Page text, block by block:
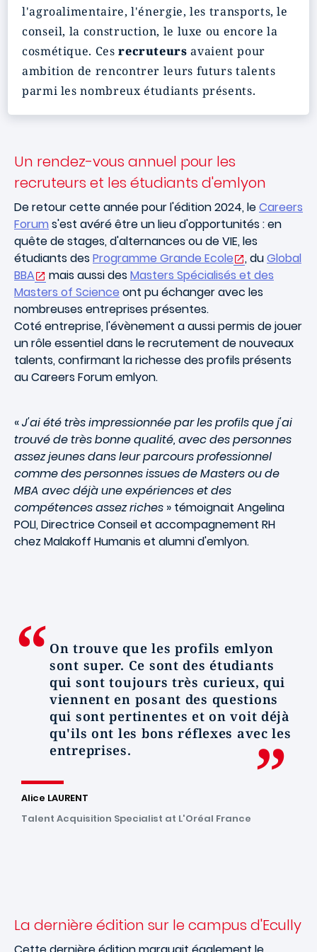
l'agroalimentaire, l'énergie, les transports, le
conseil, la construction, le luxe ou encore la
cosmétique. Cesrecruteurs avaient pour
ambition de rencontrer leurs futurs talents
parmi les nombreux étudiants présents.
Un rendez-vous annuel pour les
recruteurs et les étudiants d'emlyon
De retour cette année pour l'édition 2024, leCareers
Forum s'est avéré être un lieu d'opportunités : en
quête de stages, d'alternances ou de VIE, les
étudiants desProgramme Grande Ecole , duGlobal
BBA
mais aussi desMasters Spécialisés et des
Masters of Science ont pu échanger avec les
nombreuses entreprises présentes.
Coté entreprise, l'évènement a aussi permis de jouer
un rôle essentiel dans le recrutement de nouveaux
talents, confirmant la richesse des profils présents
au Careers Forum emlyon.
«J'ai été très impressionnée par les profils que j'ai
trouvé de très bonne qualité, avec des personnes
assez jeunes dans leur parcours professionnel
comme des personnes issues de Masters ou de
MBA avec déjà une expériences et des
compétences assez riches » témoignait Angelina
POLI, Directrice Conseil et accompagnement RH
chez Malakoff Humanis et alumni d'emlyon.
On trouve que les profils emlyon
sont super. Ce sont des étudiants
qui sont toujours très curieux, qui
viennent en posant des questions
qui sont pertinentes et on voit déjà
qu'ils ont les bons réflexes avec les
entreprises.
Alice LAURENT
Talent Acquisition Specialist at L'Oréal France
La dernière édition sur le campus d'Ecully